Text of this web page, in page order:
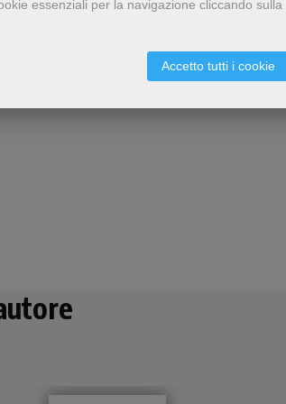
essenziali per la navigazione cliccando sulla
Accetto tutti i cookie